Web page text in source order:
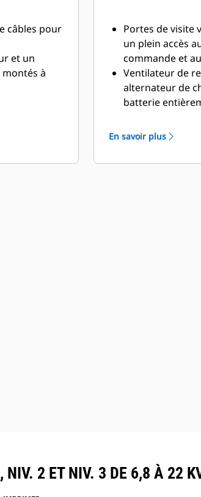
câbles pour
et un
à
avec
ouvertes
Portes de visite
un plein accès
commande et
Ventilateur de
alternateur de
batterie
orifice de
batterie
verrouillables
En savoir plus
NIV. 2 ET NIV. 3 DE 6,8 À 22